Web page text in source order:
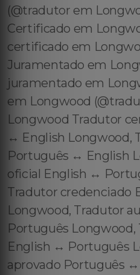
(@tradutor em
Certificado em
certificado em
Juramentado em
juramentado em
em Longwood
Longwood Tradutor
↔️ English Longwood,
Português ↔️ English
oficial English ↔️
Tradutor credenciado
Longwood, Tradutor
Português
English ↔️ Português
aprovado Português